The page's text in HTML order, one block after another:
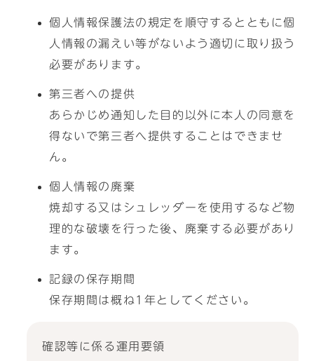
個人情報保護法の規定を順守するとともに個
人情報の漏えい等がないよう適切に取り扱う
必要があります。
第三者への提供
あらかじめ通知した目的以外に本人の同意を
得ないで第三者へ提供することはできませ
ん。
個人情報の廃棄
焼却する又はシュレッダーを使用するなど物
理的な破壊を行った後、廃棄する必要があり
ます。
記録の保存期間
保存期間は概ね1年としてください。
確認等に係る運用要領